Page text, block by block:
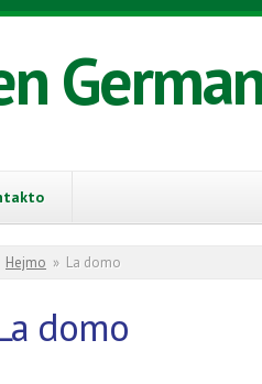
You are here
Hejmo » La domo
domo